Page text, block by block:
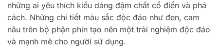
những ai yêu thích kiểu dáng đậm chất cổ điển và phá
cách. Những chi tiết màu sắc độc đáo như đen, cam
nâu trên bộ phận phin tạo nên một trải nghiệm độc đáo
và mạnh mẽ cho người sử dụng.